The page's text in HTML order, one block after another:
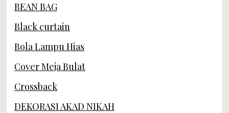
BEAN BAG
Black curtain
Bola Lampu Hias
Cover Meja Bulat
Crossback
DEKORASI AKAD NIKAH